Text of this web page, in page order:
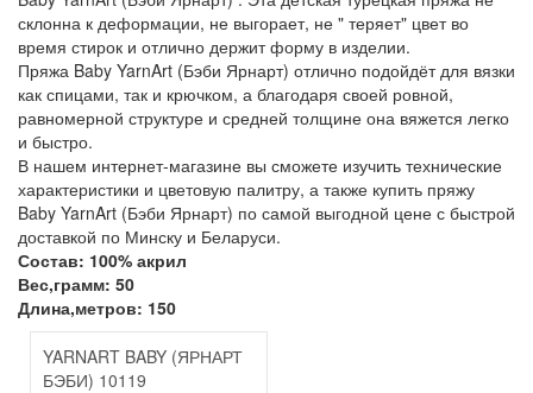
склонна к деформации, не выгорает, не " теряет" цвет во
время стирок и отлично держит форму в изделии.
Пряжа Baby YarnArt (Бэби Ярнарт) отлично подойдёт для вязки
как спицами, так и крючком, а благодаря своей ровной,
равномерной структуре и средней толщине она вяжется легко
и быстро.
В нашем интернет-магазине вы сможете изучить технические
характеристики и цветовую палитру, а также купить пряжу
Baby YarnArt (Бэби Ярнарт) по самой выгодной цене с быстрой
доставкой по Минску и Беларуси.
Состав: 100% акрил
Вес,грамм: 50
Длина,метров: 150
YARNART BABY (ЯРНАРТ
БЭБИ) 10119